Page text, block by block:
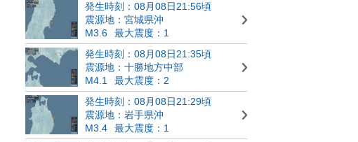
発生時刻：08月08日21:56頃
震源地：宮城県沖
M3.6
最大震度：1
発生時刻：08月08日21:35頃
震源地：十勝地方中部
M4.1
最大震度：2
発生時刻：08月08日21:29頃
震源地：岩手県沖
M3.4
最大震度：1